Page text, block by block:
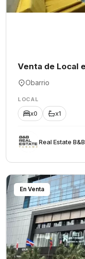
Venta de Local
Obarrio
LOCAL
x0 x1
Rеаl Еstаtе В&В
En Venta